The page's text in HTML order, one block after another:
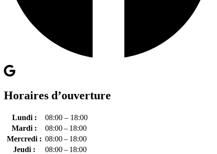
Horaires d’ouverture
Lundi :
08:00 – 18:00
Mardi :
08:00 – 18:00
Mercredi : 08:00 – 18:00
Jeudi :
08:00 – 18:00